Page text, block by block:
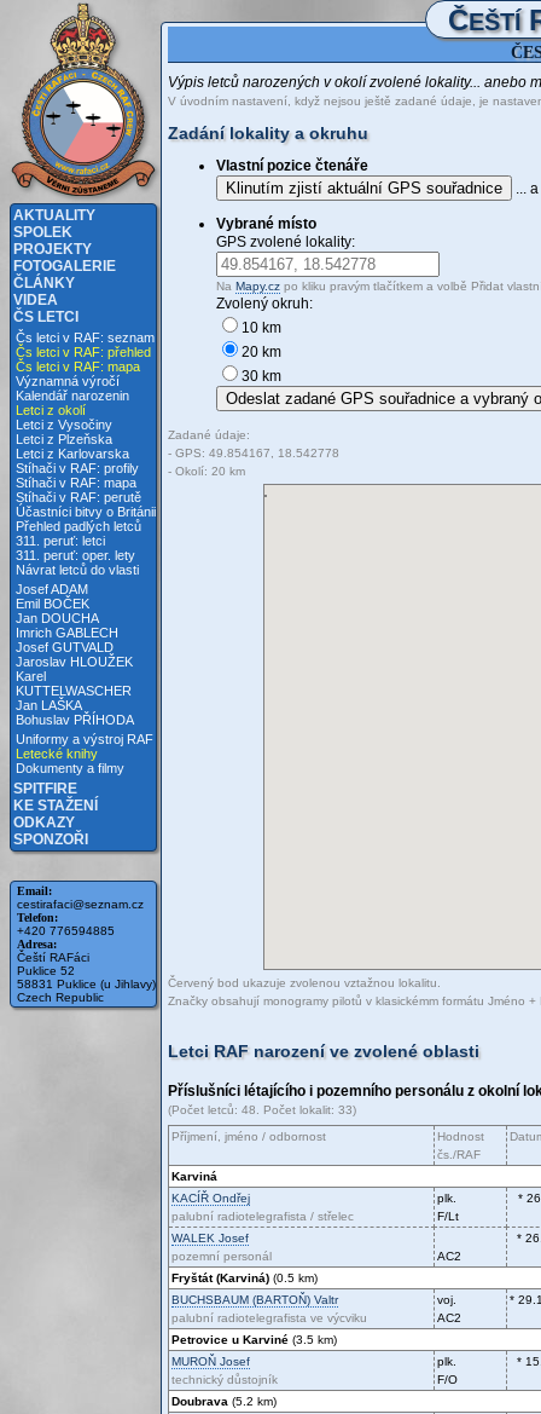
AKTUALITY
SPOLEK
PROJEKTY
FOTOGALERIE
ČLÁNKY
VIDEA
ČS LETCI
Čs letci v RAF: seznam
Čs letci v RAF: přehled
Čs letci v RAF: mapa
Významná výročí
Kalendář narozenin
Letci z okolí
Letci z Vysočiny
Letci z Plzeňska
Letci z Karlovarska
Stíhači v RAF: profily
Stíhači v RAF: mapa
Stíhači v RAF: perutě
Účastníci bitvy o Británii
Přehled padlých letců
311. peruť: letci
311. peruť: oper. lety
Návrat letců do vlasti
Josef ADAM
Emil BOČEK
Jan DOUCHA
Imrich GABLECH
Josef GUTVALD
Jaroslav HLOUŽEK
Karel
KUTTELWASCHER
Jan LAŠKA
Bohuslav PŘÍHODA
Uniformy a výstroj RAF
Letecké knihy
Dokumenty a filmy
SPITFIRE
KE STAŽENÍ
ODKAZY
SPONZOŘI
Email:
cestirafaci@seznam.cz
Telefon:
+420 776594885
Adresa:
Čeští RAFáci
Puklice 52
58831 Puklice (u Jihlavy)
Czech Republic
ČEŠTÍ
Výpis letců narozených v okolí zvolené lokality... anebo
V úvodním nastavení, když nejsou ještě zadané údaje, je
Zadání lokality a okruhu
Vlastní pozice čtenáře
Klinutím zjistí aktuální GPS souřadnice ...
Vybrané místo
GPS zvolené lokality:
Na Mapy.cz po kliku pravým tlačítkem a volbě Přidat
Zvolený okruh:
10 km
20 km
30 km
Zadané údaje:
- GPS: 49.854167, 18.542778
- Okolí: 20 km
Červený bod ukazuje zvolenou vztažnou lokalitu.
Značky obsahují monogramy pilotů v klasickémm formátu Jméno
Letci RAF narození ve zvolené oblasti
Příslušníci létajícího i pozemního personálu z okolní
(Počet letců: 48. Počet lokalit: 33)
Příjmení, jméno / odbornost
Hodnost
čs./RAF
Karviná
KACÍŘ Ondřej
palubní radiotelegrafista / střelec
plk.
F/Lt
*
WALEK Josef
pozemní personál
AC2
*
Fryštát (Karviná) (0.5 km)
BUCHSBAUM (BARTOŇ) Valtr
palubní radiotelegrafista ve výcviku
voj.
AC2
*
Petrovice u Karviné (3.5 km)
MUROŇ Josef
technický důstojník
plk.
F/O
*
Doubrava (5.2 km)